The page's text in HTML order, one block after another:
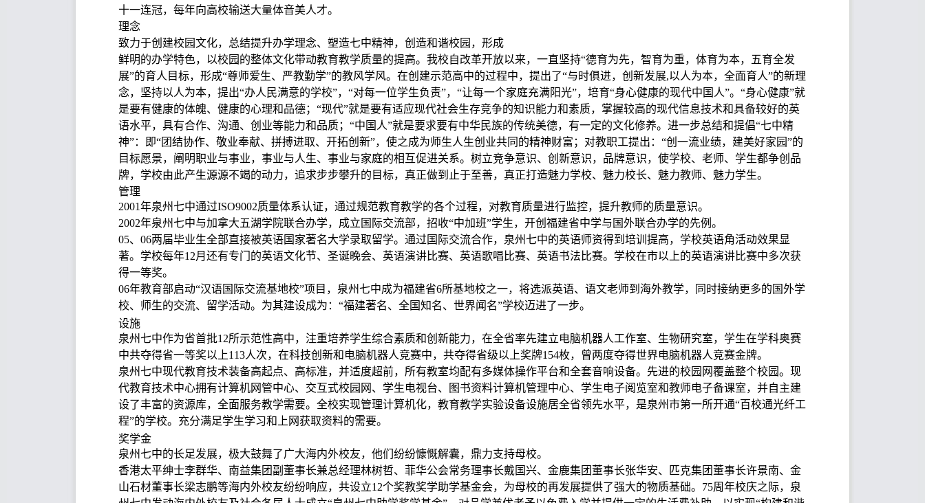
十一连冠，每年向高校输送大量体音美人才。
理念
致力于创建校园文化，总结提升办学理念、塑造七中精神，创造和谐校园，形成
鲜明的办学特色，以校园的整体文化带动教育教学质量的提高。我校自改革开放以来，一直坚持“德育为先，智育为重，体育为本，五育全发
展”的育人目标，形成“尊师爱生、严教勤学”的教风学风。在创建示范高中的过程中，提出了“与时俱进，创新发展,以人为本，全面育人”的新理
念，坚持以人为本，提出“办人民满意的学校”，“对每一位学生负责”，“让每一个家庭充满阳光”，培育“身心健康的现代中国人”。“身心健康”就
是要有健康的体魄、健康的心理和品德；“现代”就是要有适应现代社会生存竞争的知识能力和素质，掌握较高的现代信息技术和具备较好的英
语水平，具有合作、沟通、创业等能力和品质；“中国人”就是要求要有中华民族的传统美德，有一定的文化修养。进一步总结和提倡“七中精
神”：即“团结协作、敬业奉献、拼搏进取、开拓创新”，使之成为师生人生创业共同的精神财富；对教职工提出：“创一流业绩，建美好家园”的
目标愿景，阐明职业与事业，事业与人生、事业与家庭的相互促进关系。树立竞争意识、创新意识，品牌意识，使学校、老师、学生都争创品
牌，学校由此产生源源不竭的动力，追求步步攀升的目标，真正做到止于至善，真正打造魅力学校、魅力校长、魅力教师、魅力学生。
管理
2001年泉州七中通过ISO9002质量体系认证，通过规范教育教学的各个过程，对教育质量进行监控，提升教师的质量意识。
2002年泉州七中与加拿大五湖学院联合办学，成立国际交流部，招收“中加班”学生，开创福建省中学与国外联合办学的先例。
05、06两届毕业生全部直接被英语国家著名大学录取留学。通过国际交流合作，泉州七中的英语师资得到培训提高，学校英语角活动效果显
著。学校每年12月还有专门的英语文化节、圣诞晚会、英语演讲比赛、英语歌唱比赛、英语书法比赛。学校在市以上的英语演讲比赛中多次获
得一等奖。
06年教育部启动“汉语国际交流基地校”项目，泉州七中成为福建省6所基地校之一，将选派英语、语文老师到海外教学，同时接纳更多的国外学
校、师生的交流、留学活动。为其建设成为：“福建著名、全国知名、世界闻名”学校迈进了一步。
设施
泉州七中作为省首批12所示范性高中，注重培养学生综合素质和创新能力，在全省率先建立电脑机器人工作室、生物研究室，学生在学科奥赛
中共夺得省一等奖以上113人次，在科技创新和电脑机器人竞赛中，共夺得省级以上奖牌154枚，曾两度夺得世界电脑机器人竞赛金牌。
泉州七中现代教育技术装备高起点、高标准，并适度超前，所有教室均配有多媒体操作平台和全套音响设备。先进的校园网覆盖整个校园。现
代教育技术中心拥有计算机网管中心、交互式校园网、学生电视台、图书资料计算机管理中心、学生电子阅览室和教师电子备课室，并自主建
设了丰富的资源库，全面服务教学需要。全校实现管理计算机化，教育教学实验设备设施居全省领先水平，是泉州市第一所开通“百校通光纤工
程”的学校。充分满足学生学习和上网获取资料的需要。
奖学金
泉州七中的长足发展，极大鼓舞了广大海内外校友，他们纷纷慷慨解囊，鼎力支持母校。
香港太平绅士李群华、南益集团副董事长兼总经理林树哲、菲华公会常务理事长戴国兴、金鹿集团董事长张华安、匹克集团董事长许景南、金
山石材董事长梁志鹏等海内外校友纷纷响应，共设立12个奖教奖学助学基金会，为母校的再发展提供了强大的物质基础。75周年校庆之际，泉